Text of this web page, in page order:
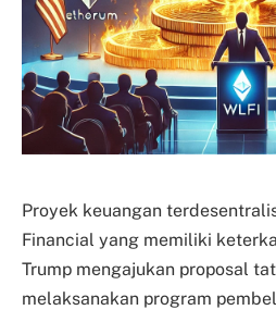
Proyek keuangan
Financial yang memiliki
Trump mengajukan proposal
melaksanakan program